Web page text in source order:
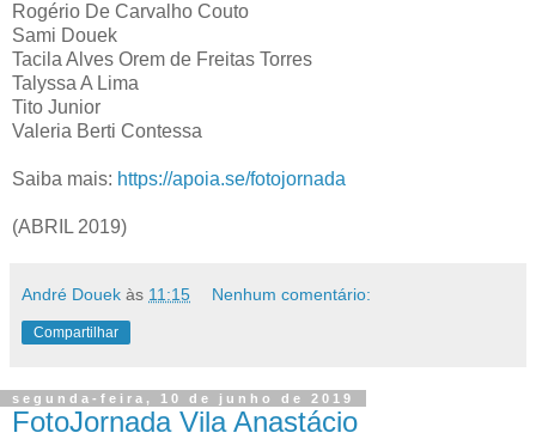
Rogério De Carvalho Couto
Sami Douek
Tacila Alves Orem de Freitas Torres
Talyssa A Lima
Tito Junior
Valeria Berti Contessa
Saiba mais: https://apoia.se/fotojornada
(ABRIL 2019)
André Douek às 11:15 Nenhum comentário:
Compartilhar
segunda-feira, 10 de junho de 2019
FotoJornada Vila Anastácio